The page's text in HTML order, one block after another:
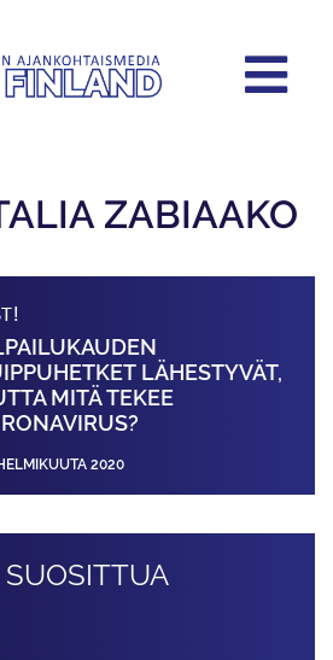
ZABIAAKO
LÄHESTYVÄT,
MITÄ TEKEE
2020
SUOSITTUA